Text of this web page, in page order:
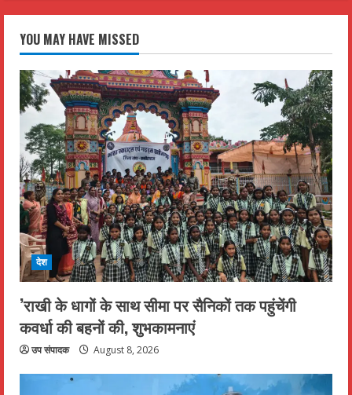
YOU MAY HAVE MISSED
देश
’राखी के धागों के साथ सीमा पर सैनिकों तक पहुंचेंगी
कवर्धा की बहनों की, शुभकामनाएं
उप संपादक August 8, 2026